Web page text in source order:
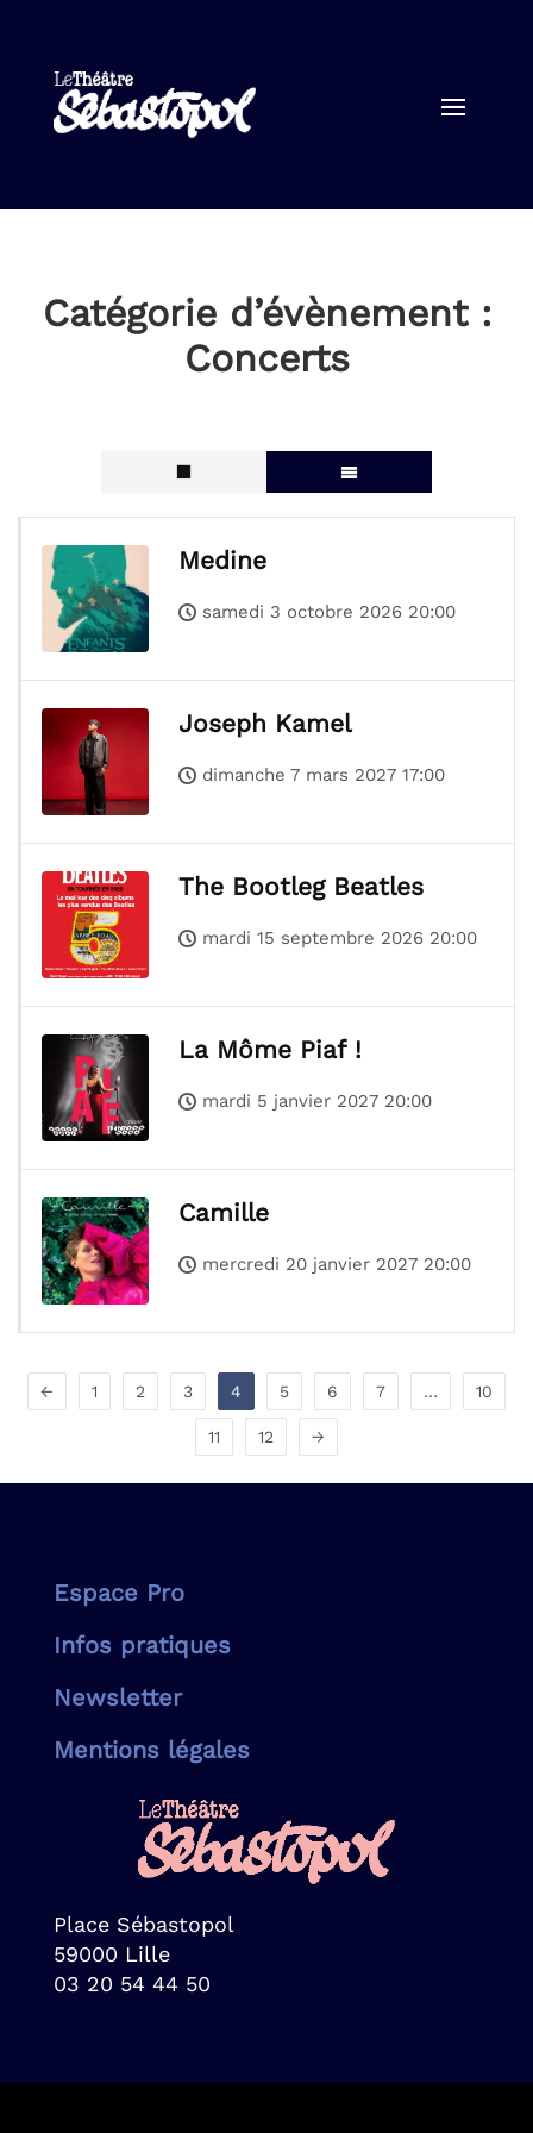
Catégorie d’évènement :
Concerts
Medine
samedi 3 octobre 2026 20:00
Joseph Kamel
dimanche 7 mars 2027 17:00
The Bootleg Beatles
mardi 15 septembre 2026 20:00
La Môme Piaf !
mardi 5 janvier 2027 20:00
Camille
mercredi 20 janvier 2027 20:00
← 1 2 3 4 5 6 7 … 10
11 12 →
Espace Pro
Infos pratiques
Newsletter
Mentions légales
Place Sébastopol
59000 Lille
03 20 54 44 50